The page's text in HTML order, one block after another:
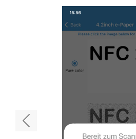
Previous